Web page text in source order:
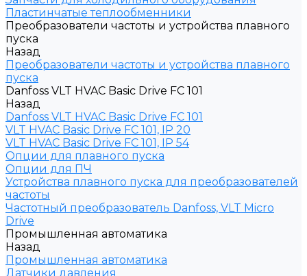
Пластинчатые теплообменники
Преобразователи частоты и устройства плавного
пуска
Назад
Преобразователи частоты и устройства плавного
пуска
Danfoss VLT HVAC Basic Drive FC 101
Назад
Danfoss VLT HVAC Basic Drive FC 101
VLT HVAC Basic Drive FC 101, IP 20
VLT HVAC Basic Drive FC 101, IP 54
Опции для плавного пуска
Опции для ПЧ
Устройства плавного пуска для преобразователей
частоты
Частотный преобразователь Danfoss, VLT Micro
Drive
Промышленная автоматика
Назад
Промышленная автоматика
Датчики давления